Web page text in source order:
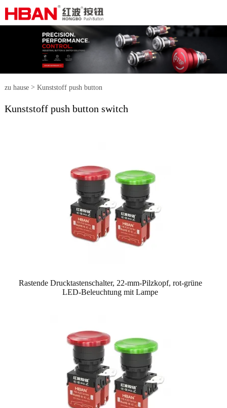
zu hause> Kunststoff push button
switch
Kunststoff push button switch
Rastende Drucktastenschalter, 22-mm-Pilzkopf, rot-grüne
LED-Beleuchtung mit Lampe